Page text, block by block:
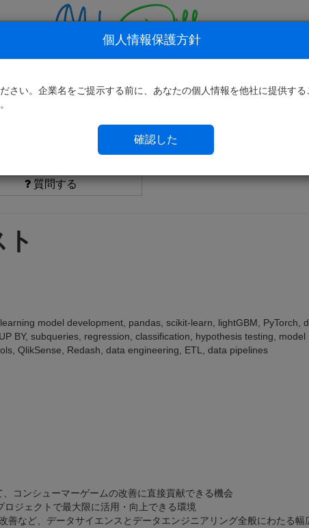
質問する
model development, pandas, scikit-learn, lightGBM, PyTorch,
BY, subqueries, regression, classification, hypothesis testing, model
QlikSense, Redash, data engineering, ETL, data pipelines
コンシューマーゲームの改善に直接貢献できる機会
ジェクトで最大限に活用・向上できる環境
善など、データサイエンスとデータエンジニアリング全般にわたる幅
個人情報保護方針
さい。企業名をご提示する前に、あなたの個人情報を他社に提供する
確認した